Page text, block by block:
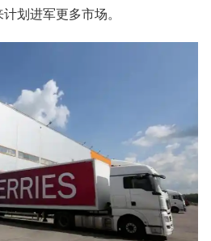
划进军更多市场。